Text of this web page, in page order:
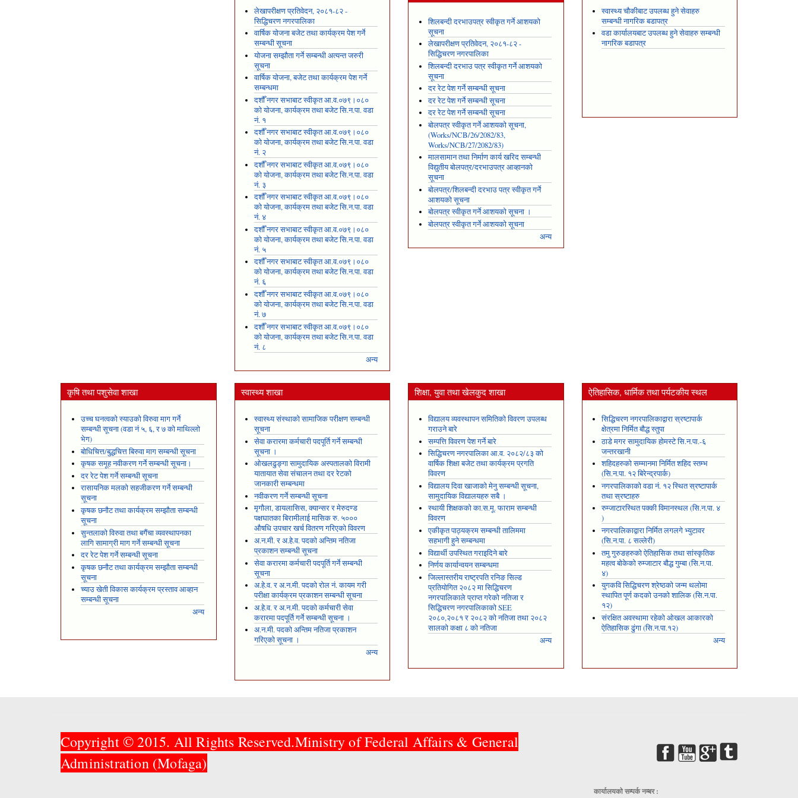
लेखापरीक्षण प्रतिवेदन, २०८१-८२ -
सिद्धिचरण नगरपालिका
वार्षिक योजना बजेट तथा कार्यक्रम पेश गर्ने
सम्बन्धी सूचना
योजना सम्झौता गर्ने सम्बन्धी अत्यन्त जरुरी
सूचना
वार्षिक योजना, बजेट तथा कार्यक्रम पेश गर्ने
सम्बन्धमा
दशौँ नगर सभाबाट स्वीकृत आ.व.०७९।०८०
को योजना, कार्यक्रम तथा बजेट सि.न.पा. वडा
नं. १
दशौँ नगर सभाबाट स्वीकृत आ.व.०७९।०८०
को योजना, कार्यक्रम तथा बजेट सि.न.पा. वडा
नं. २
दशौँ नगर सभाबाट स्वीकृत आ.व.०७९।०८०
को योजना, कार्यक्रम तथा बजेट सि.न.पा. वडा
नं. ३
दशौँ नगर सभाबाट स्वीकृत आ.व.०७९।०८०
को योजना, कार्यक्रम तथा बजेट सि.न.पा. वडा
नं. ४
दशौँ नगर सभाबाट स्वीकृत आ.व.०७९।०८०
को योजना, कार्यक्रम तथा बजेट सि.न.पा. वडा
नं. ५
दशौँ नगर सभाबाट स्वीकृत आ.व.०७९।०८०
को योजना, कार्यक्रम तथा बजेट सि.न.पा. वडा
नं. ६
दशौँ नगर सभाबाट स्वीकृत आ.व.०७९।०८०
को योजना, कार्यक्रम तथा बजेट सि.न.पा. वडा
नं. ७
दशौँ नगर सभाबाट स्वीकृत आ.व.०७९।०८०
को योजना, कार्यक्रम तथा बजेट सि.न.पा. वडा
नं. ८
अन्य
शिलबन्दी दरभाउपत्र स्वीकृत गर्ने आशयको
सूचना
लेखापरीक्षण प्रतिवेदन, २०८१-८२ -
सिद्धिचरण नगरपालिका
शिलबन्दी दरभाउ पत्र स्वीकृत गर्ने आशयको
सूचना
दर रेट पेश गर्ने सम्बन्धी सूचना
दर रेट पेश गर्ने सम्बन्धी सूचना
दर रेट पेश गर्ने सम्बन्धी सूचना
बोलपत्र स्वीकृत गर्ने आशयको सूचना,
(Works/NCB/26/2082/83,
Works/NCB/27/2082/83)
मालसामान तथा निर्माण कार्य खरिद सम्बन्धी
विद्युतीय बोलपत्र/दरभाउपत्र आव्हानको
सूचना
बोलपत्र/शिलबन्दी दरभाउ पत्र स्वीकृत गर्ने
आशयको सूचना
बोलपत्र स्वीकृत गर्ने आशयको सूचना ।
बोलपत्र स्वीकृत गर्ने आशयको सूचना
अन्य
स्वास्थ्य चौकीबाट उपलब्ध हुने सेवाहरु
सम्बन्धी नागरिक बडापत्र
वडा कार्यालयबाट उपलब्ध हुने सेवाहरु सम्बन्धी
नागरिक बडापत्र
कृषि तथा पशुसेवा शाखा
उच्च घनत्वको स्याउको विरुवा माग गर्ने
सम्बन्धी सूचना (वडा नं ५, ६, र ७ को माथिल्लो
भेग)
बोधिचित्त/बुद्धचित्त बिरुवा माग सम्बन्धी सूचना
कृषक समूह नवीकरण गर्ने सम्बन्धी सूचना।
दर रेट पेश गर्ने सम्बन्धी सूचना
रासायनिक मलको सहजीकरण गर्ने सम्बन्धी
सूचना
कृषक छनौट तथा कार्यक्रम सम्झौता सम्बन्धी
सूचना
सुन्तलाको विरुवा तथा बगैंचा व्यवस्थापनका
लागि सामाग्री माग गर्ने सम्बन्धी सूचना
दर रेट पेश गर्ने सम्बन्धी सूचना
कृषक छनौट तथा कार्यक्रम सम्झौता सम्बन्धी
सूचना
च्याउ खेती विकास कार्यक्रम प्रस्ताव आव्हान
सम्बन्धी सूचना
अन्य
स्वास्थ्य शाखा
स्वास्थ्य संस्थाको सामाजिक परीक्षण सम्बन्धी
सूचना
सेवा करारमा कर्मचारी पदपूर्ति गर्ने सम्बन्धी
सूचना ।
ओखलढुङ्गा सामुदायिक अस्पतालको विरामी
यातायात सेवा संचालन तथा दर रेटको
जानकारी सम्बन्धमा
नवीकरण गर्ने सम्बन्धी सूचना
मृगौला, डायलासिस, क्यान्सर र मेरुदण्ड
पक्षघातका बिरामीलाई मासिक रु. ५०००
औषधि उपचार खर्च वितरण गरिएको विवरण
अ.न.मी. र अ.हे.व. पदको अन्तिम नतिजा
प्रकाशन सम्बन्धी सूचना
सेवा करारमा कर्मचारी पदपूर्ति गर्ने सम्बन्धी
सूचना
अ.हे.व. र अ.न.मी. पदको रोल नं. कायम गरी
परीक्षा कार्यक्रम प्रकाशन सम्बन्धी सूचना
अ.हे.व. र अ.न.मी. पदको कर्मचारी सेवा
करारमा पदपूर्ति गर्ने सम्बन्धी सूचना ।
अ.न.मी. पदको अन्तिम नतिजा प्रकाशन
गरिएको सूचना ।
अन्य
शिक्षा, युवा तथा खेलकुद शाखा
विद्यालय व्यवस्थापन समितिको विवरण उपलब्ध
गराउने बारे
सम्पत्ति विवरण पेश गर्ने बारे
सिद्धिचरण नगरपालिका आ.व. २०८२/८३ को
वार्षिक शिक्षा बजेट तथा कार्यक्रम प्रगति
विवरण
विद्यालय दिवा खाजाको मेनु सम्बन्धी सूचना,
सामुदायिक विद्यालयहरु सबै ।
स्थायी शिक्षकको का.स.मू. फाराम सम्बन्धी
विवरण
एकीकृत पाठ्यक्रम सम्बन्धी तालिममा
सहभागी हुने सम्बन्धमा
विद्यार्थी उपस्थित गराइदिने बारे
निर्णय कार्यान्वयन सम्बन्धमा
जिल्लास्तरीय राष्ट्रपति रनिङ सिल्ड
प्रतियोगित २०८२ मा सिद्धिचरण
नगरपालिकाले प्राप्त गरेकाे नतिजा र
सिद्धिचरण नगरपालिकाको SEE
२०८०,२०८१ र २०८२ को नतिजा तथा २०८२
सालको कक्षा ८ को नतिजा
अन्य
ऐतिहासिक, धार्मिक तथा पर्यटकीय स्थल
सिद्धिचरण नगरपालिकाद्वारा स्रष्टापार्क
क्षेत्रमा निर्मित बौद्ध स्तुपा
ठाडे मगर सामुदायिक होमस्टे सि.न.पा.-६
जन्तरखानी
शहिदहरुको सम्मानमा निर्मित शहिद स्तम्भ
(सि.न.पा. १२ बिरेन्द्रपार्क)
नगरपालिकाको वडा नं. १२ स्थित स्रष्टापार्क
तथा स्रष्टाहरु
रुम्जाटारस्थित पक्की विमानस्थल (सि.न.पा. ४
)
नगरपालिकाद्वारा निर्मित लगलगे भ्युटावर
(सि.न.पा. ८ सल्लेरी)
तमु गुरुङहरुको ऐतिहासिक तथा सांस्कृतिक
महत्व बोकेको रुम्जाटार बौद्ध गुम्बा (सि.न.पा.
४)
युगकवि सिद्धिचरण श्रेष्ठको जन्म थलोमा
स्थापित पूर्ण कदको उनको शालिक (सि.न.पा.
१२)
संरक्षित अवस्थामा रहेको ओखल आकारको
ऐतिहासिक ढुंगा (सि.न.पा.१२)
अन्य
Copyright © 2015. All Rights Reserved.Ministry of Federal Affairs & General
Administration (Mofaga)
कार्यालयकाे सम्पर्क नम्बर :